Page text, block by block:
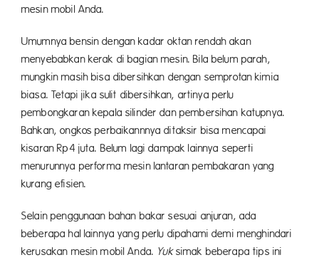
mesin mobil Anda.
Umumnya bensin dengan kadar oktan rendah akan
menyebabkan kerak di bagian mesin. Bila belum parah,
mungkin masih bisa dibersihkan dengan semprotan kimia
biasa. Tetapi jika sulit dibersihkan, artinya perlu
pembongkaran kepala silinder dan pembersihan katupnya.
Bahkan, ongkos perbaikannnya ditaksir bisa mencapai
kisaran Rp4 juta. Belum lagi dampak lainnya seperti
menurunnya performa mesin lantaran pembakaran yang
kurang efisien.
Selain penggunaan bahan bakar sesuai anjuran, ada
beberapa hal lainnya yang perlu dipahami demi menghindari
kerusakan mesin mobil Anda. Yuksimak beberapa tips ini